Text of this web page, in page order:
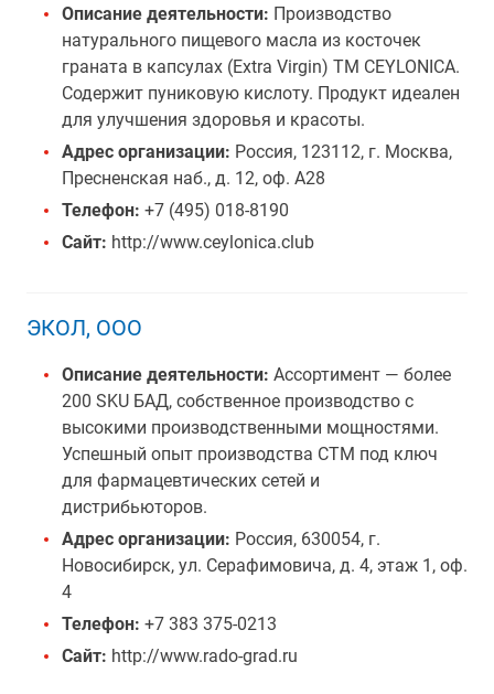
Описание деятельности: Производство
натурального пищевого масла из косточек
граната в капсулах (Extra Virgin) ТМ CEYLONICA.
Содержит пуниковую кислоту. Продукт идеален
для улучшения здоровья и красоты.
Адрес организации: Россия, 123112, г. Москва,
Пресненская наб., д. 12, оф. А28
Телефон: +7 (495) 018-8190
Сайт: http://www.ceylonica.club
ЭКОЛ, ООО
Описание деятельности: Ассортимент — более
200 SKU БАД, собственное производство с
высокими производственными мощностями.
Успешный опыт производства СТМ под ключ
для фармацевтических сетей и
дистрибьюторов.
Адрес организации: Россия, 630054, г.
Новосибирск, ул. Серафимовича, д. 4, этаж 1, оф.
4
Телефон: +7 383 375-0213
Сайт: http://www.rado-grad.ru